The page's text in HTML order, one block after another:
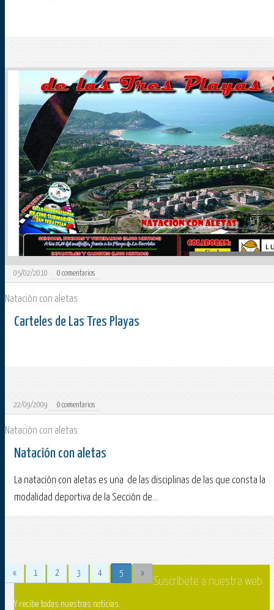
05/02/2010 0 comentarios
Natación con aletas
Carteles de Las Tres Playas
22/09/2009 0 comentarios
Natación con aletas
Natación con aletas
La natación con aletas es una de las disciplinas de las que consta la
modalidad deportiva de la Sección de...
« 1 2 3 4 5 »
Suscríbete a nuestra web
Y recibe todas nuestras noticias.